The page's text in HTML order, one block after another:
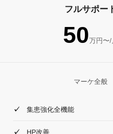
フルサポー
50万円〜/
マーケ全般
集患強化全機能
HP改善